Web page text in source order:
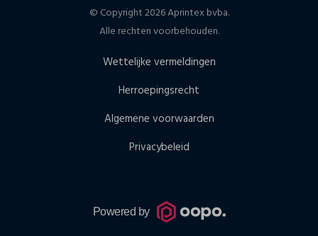
© Copyright 2026 Aprintex bvba.
Alle rechten voorbehouden.
Wettelijke vermeldingen
Herroepingsrecht
Algemene voorwaarden
Privacybeleid
Powered by